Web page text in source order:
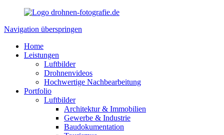
Navigation überspringen
Home
Leistungen
Luftbilder
Drohnenvideos
Hochwertige Nachbearbeitung
Portfolio
Luftbilder
Architektur & Immobilien
Gewerbe & Industrie
Baudokumentation